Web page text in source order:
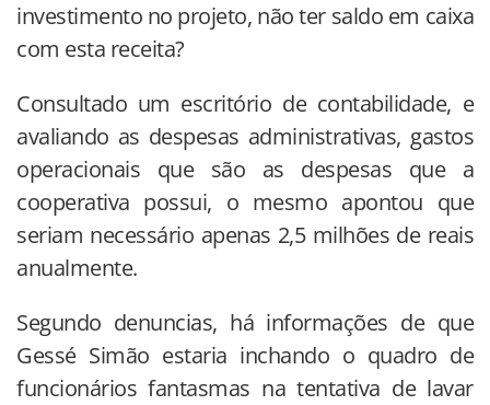
investimento no projeto, não ter saldo em caixa
com esta receita?
Consultado um escritório de contabilidade, e
avaliando as despesas administrativas, gastos
operacionais que são as despesas que a
cooperativa possui, o mesmo apontou que
seriam necessário apenas 2,5 milhões de reais
anualmente.
Segundo denuncias, há informações de que
Gessé Simão estaria inchando o quadro de
funcionários fantasmas na tentativa de lavar